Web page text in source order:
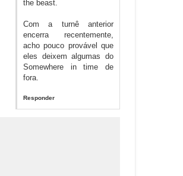
the beast.
Com a turnê anterior
encerra recentemente,
acho pouco provável que
eles deixem algumas do
Somewhere in time de
fora.
Responder